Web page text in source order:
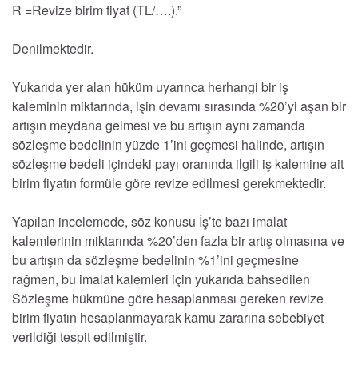
R =Revize birim fiyat (TL/….).”
Denilmektedir.
Yukarıda yer alan hüküm uyarınca herhangi bir iş
kaleminin miktarında, işin devamı sırasında %20’yi aşan bir
artışın meydana gelmesi ve bu artışın aynı zamanda
sözleşme bedelinin yüzde 1’ini geçmesi halinde, artışın
sözleşme bedeli içindeki payı oranında ilgili iş kalemine ait
birim fiyatın formüle göre revize edilmesi gerekmektedir.
Yapılan incelemede, söz konusu İş’te bazı imalat
kalemlerinin miktarında %20’den fazla bir artış olmasına ve
bu artışın da sözleşme bedelinin %1’ini geçmesine
rağmen, bu imalat kalemleri için yukarıda bahsedilen
Sözleşme hükmüne göre hesaplanması gereken revize
birim fiyatın hesaplanmayarak kamu zararına sebebiyet
verildiği tespit edilmiştir.